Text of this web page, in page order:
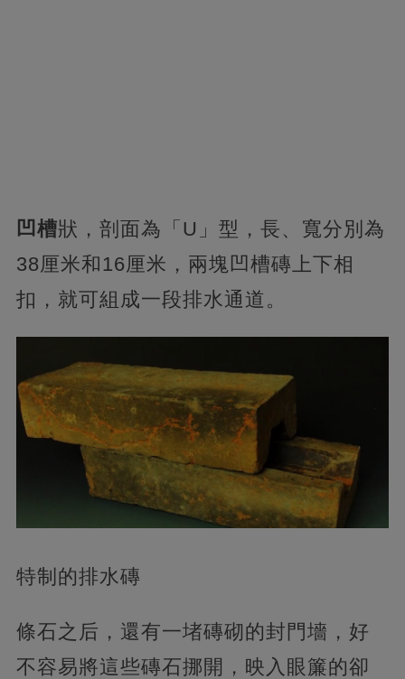
凹槽狀，剖面為「U」型，長、寬分別為
38厘米和16厘米，兩塊凹槽磚上下相
扣，就可組成一段排水通道。
特制的排水磚
條石之后，還有一堵磚砌的封門墻，好
不容易將這些磚石挪開，映入眼簾的卻